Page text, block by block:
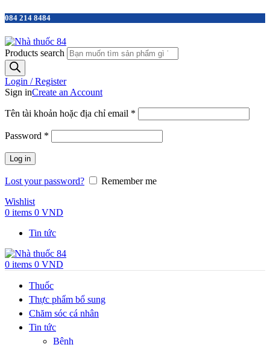
084 214 8484
Products search
Login / Register
Sign inCreate an Account
Tên tài khoản hoặc địa chỉ email *
Password *
Log in
Lost your password?
Remember me
Wishlist
0 items 0 VND
Tin tức
0 items 0 VND
Thuốc
Thực phẩm bổ sung
Chăm sóc cá nhân
Tin tức
Bệnh